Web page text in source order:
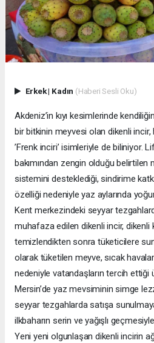
Erkek| Kadın (Haberi Sesli Oku)
Akdeniz’in kıyı kesimlerinde
bir bitkinin meyvesi olan dikenli incir,
’Frenk inciri’ isimleriyle de biliniyor.
bakımından zengin olduğu belirtilen
sistemini desteklediği, sindirime
özelliği nedeniyle yaz aylarında
Kent merkezindeki seyyar
muhafaza edilen dikenli incir,
temizlendikten sonra tüketicilere
olarak tüketilen meyve, sıcak
nedeniyle vatandaşların tercih ettiği
Mersin’de yaz mevsiminin simge
seyyar tezgahlarda satışa
ilkbaharın serin ve yağışlı
Yeni yeni olgunlaşan dikenli incirin